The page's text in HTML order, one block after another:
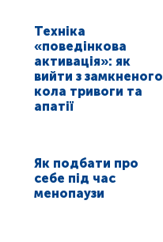
Техніка
«поведінкова
активація»: як
вийти з замкненого
кола тривоги та
апатії
Як подбати про
себе під час
менопаузи